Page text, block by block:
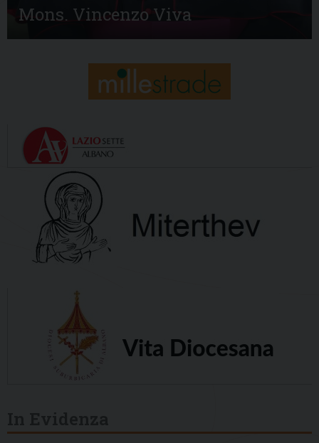
Mons. Vincenzo Viva